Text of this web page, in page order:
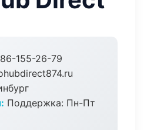
155-26-79
Поддержка: Пн-Пт